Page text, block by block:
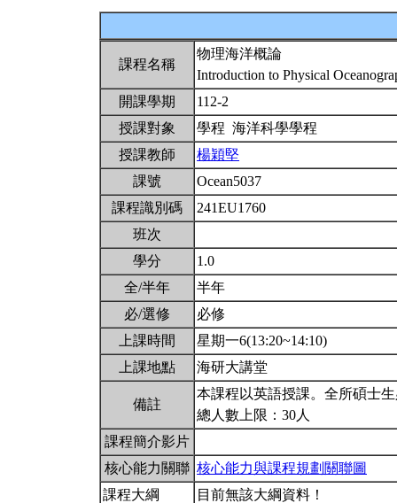
課程名稱
物理海洋概論
Introduction to Physical
開課學期
112-2
授課對象
學程 海洋科學學程
授課教師
楊穎堅
課號
Ocean5037
課程識別碼
241EU1760
班次
學分
1.0
全/半年
半年
必/選修
必修
上課時間
星期一6(13:20~14:10)
上課地點
海研大講堂
備註
本課程以英語授課。全所碩士
總人數上限：30人
課程簡介影片
核心能力關聯 核心能力與課程規劃關聯圖
課程大綱
目前無該大綱資料！